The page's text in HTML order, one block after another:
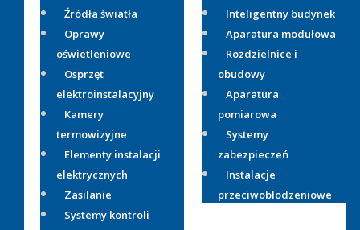
Źródła światła
Oprawy
oświetleniowe
Osprzęt
elektroinstalacyjny
Kamery
termowizyjne
Elementy instalacji
elektrycznych
Zasilanie
Systemy kontroli
Inteligentny budynek
Aparatura modułowa
Rozdzielnice i
obudowy
Aparatura
pomiarowa
Systemy
zabezpieczeń
Instalacje
przeciwoblodzeniowe